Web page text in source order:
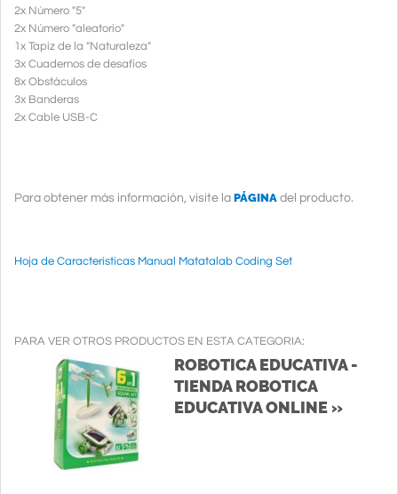
2x Número "5"
2x Número "aleatorio"
1x Tapiz de la "Naturaleza"
3x Cuadernos de desafíos
8x Obstáculos
3x Banderas
2x Cable USB-C
Para obtener más información, visite la PÁGINA del producto.
Hoja de Características Manual Matatalab Coding Set
PARA VER OTROS PRODUCTOS EN ESTA CATEGORIA:
ROBOTICA EDUCATIVA -
TIENDA ROBOTICA
EDUCATIVA ONLINE »